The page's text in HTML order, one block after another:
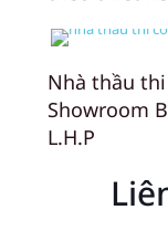
Nhà thầu
Showroom
L.H.P